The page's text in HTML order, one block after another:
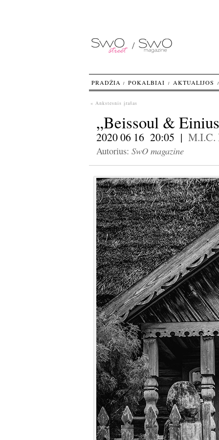
« Ankstesnis įrašas
„Beissoul &
2020 06 16 20:05 | M.I.C.
Autorius: SwO magazine
PRADŽIA POKALBIAI AKTUALIJOS